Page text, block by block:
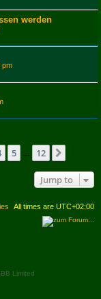
werden
pm
5 12
Jump to
All times are UTC+02:00
Limited